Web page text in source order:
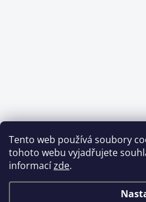
Tento web používá soubory
tohoto webu vyjadřujete
informacízde.